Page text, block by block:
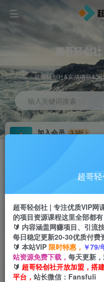
超哥轻创
超哥轻创社&实战项目
输入关键词搜索
加入会员
3.3折
推广返佣高达70%
首页 创业课程 会员免费 正
抖音小店商品卡最新
超哥
超哥轻创社 | 专注优质VIP网
的项目资源课程这里全部都有
🔰 内容涵盖网赚项目、引流
每日稳定更新20-30优质付费
🔰 本站VIP 限时特惠， ￥79/
站资源免费下载， 每天更新
🔰 超哥轻创社开放加盟，搭
平台， 站长微信：Fansfuli